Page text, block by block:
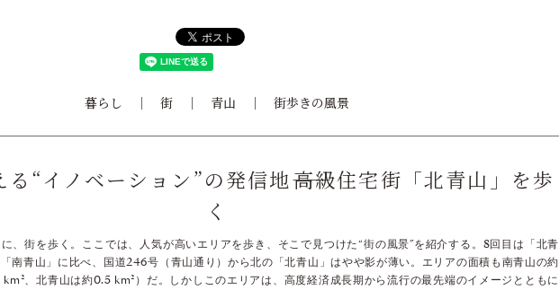
暮らし 街 青山 街歩きの風景
“イノベーション”の発信地――高級住宅街「北青山」を歩
く
、街を歩く。ここでは、人気が高いエリアを歩き、そこで見つけた“街の風景”を紹介する。8回目は「北青
南青山」に比べ、国道246号（青山通り）から北の「北青山」はやや影が薄い。エリアの面積も南青山の約
、北青山は約0.5 km²）だ。しかしこのエリアは、高度経済成長期から流行の最先端のイメージとともに